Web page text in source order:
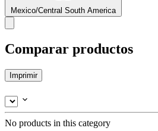
Mexico/Central South America
Comparar productos
Imprimir
No products in this category